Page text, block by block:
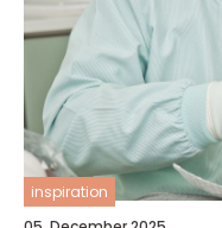
inspiration